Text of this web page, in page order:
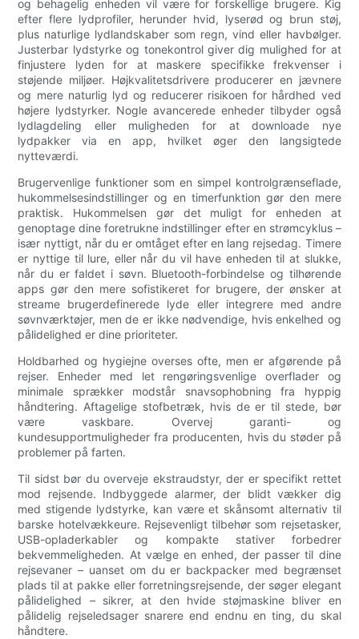
og behagelig enheden vil være for forskellige brugere. Kig
efter flere lydprofiler, herunder hvid, lyserød og brun støj,
plus naturlige lydlandskaber som regn, vind eller havbølger.
Justerbar lydstyrke og tonekontrol giver dig mulighed for at
finjustere lyden for at maskere specifikke frekvenser i
støjende miljøer. Højkvalitetsdrivere producerer en jævnere
og mere naturlig lyd og reducerer risikoen for hårdhed ved
højere lydstyrker. Nogle avancerede enheder tilbyder også
lydlagdeling eller muligheden for at downloade nye
lydpakker via en app, hvilket øger den langsigtede
nytteværdi.
Brugervenlige funktioner som en simpel kontrolgrænseflade,
hukommelsesindstillinger og en timerfunktion gør den mere
praktisk. Hukommelsen gør det muligt for enheden at
genoptage dine foretrukne indstillinger efter en strømcyklus –
især nyttigt, når du er omtåget efter en lang rejsedag. Timere
er nyttige til lure, eller når du vil have enheden til at slukke,
når du er faldet i søvn. Bluetooth-forbindelse og tilhørende
apps gør den mere sofistikeret for brugere, der ønsker at
streame brugerdefinerede lyde eller integrere med andre
søvnværktøjer, men de er ikke nødvendige, hvis enkelhed og
pålidelighed er dine prioriteter.
Holdbarhed og hygiejne overses ofte, men er afgørende på
rejser. Enheder med let rengøringsvenlige overflader og
minimale sprækker modstår snavsophobning fra hyppig
håndtering. Aftagelige stofbetræk, hvis de er til stede, bør
være vaskbare. Overvej garanti- og
kundesupportmuligheder fra producenten, hvis du støder på
problemer på farten.
Til sidst bør du overveje ekstraudstyr, der er specifikt rettet
mod rejsende. Indbyggede alarmer, der blidt vækker dig
med stigende lydstyrke, kan være et skånsomt alternativ til
barske hotelvækkeure. Rejsevenligt tilbehør som rejsetasker,
USB-opladerkabler og kompakte stativer forbedrer
bekvemmeligheden. At vælge en enhed, der passer til dine
rejsevaner – uanset om du er backpacker med begrænset
plads til at pakke eller forretningsrejsende, der søger elegant
pålidelighed – sikrer, at den hvide støjmaskine bliver en
pålidelig rejseledsager snarere end endnu en ting, du skal
håndtere.